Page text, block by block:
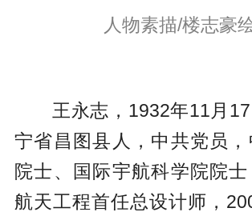
人物素描/楼志豪
王永志，1932年11月17
宁省昌图县人，中共党员
院士、国际宇航科学院院士
航天工程首任总设计师，